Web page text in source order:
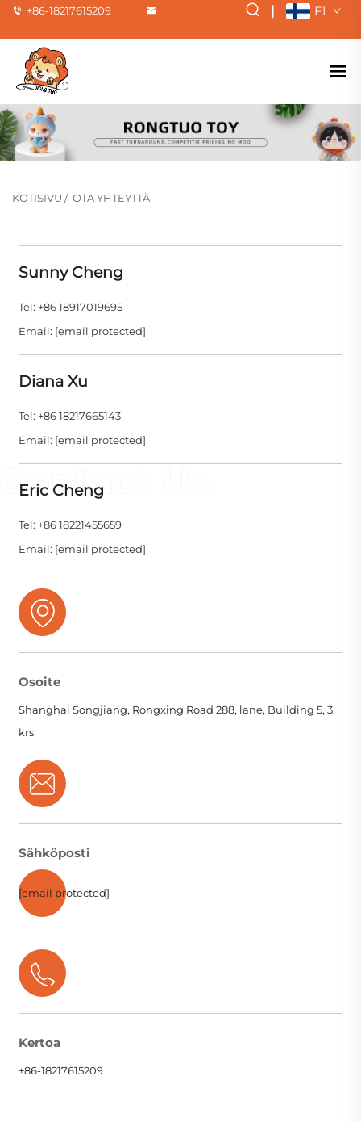
+86-18217615209 | FI
KOTISIVU / OTA YHTEYTTÄ
Sunny Cheng
Tel: +86 18917019695
Email: [email protected]
Diana Xu
Tel: +86 18217665143
Email: [email protected]
Eric Cheng
Tel: +86 18221455659
Email: [email protected]
Osoite
Shanghai Songjiang, Rongxing Road 288, lane, Building 5, 3.
krs
Sähköposti
[email protected]
Kertoa
+86-18217615209